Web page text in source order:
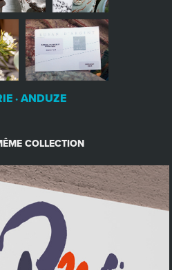
· ANDUZE
COLLECTION